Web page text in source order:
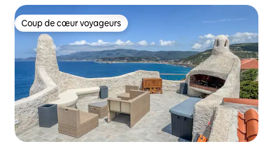
Coup de cœur voyageurs
Coup de cœur voyageurs